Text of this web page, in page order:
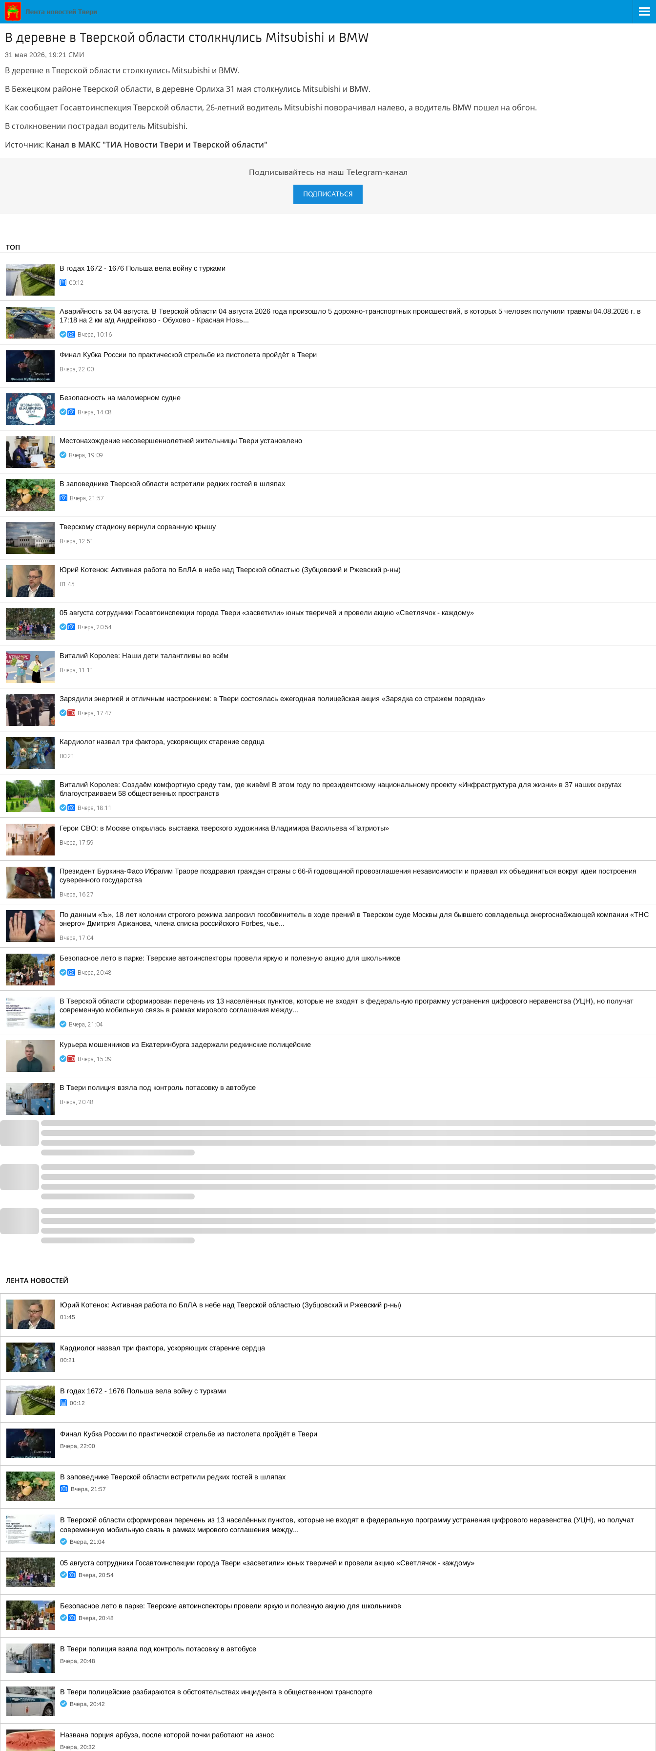
В деревне в Тверской области столкнулись Mitsubishi и BMW
31 мая 2026, 19:21 СМИ
В деревне в Тверской области столкнулись Mitsubishi и BMW.
В Бежецком районе Тверской области, в деревне Орлиха 31 мая столкнулись Mitsubishi и BMW.
Как сообщает Госавтоинспекция Тверской области, 26-летний водитель Mitsubishi поворачивал налево, а водитель BMW пошел на обгон.
В столкновении пострадал водитель Mitsubishi.
Источник: Канал в МАКС "ТИА Новости Твери и Тверской области"
Подписывайтесь на наш Telegram-канал
ПОДПИСАТЬСЯ
ТОП
В годах 1672 - 1676 Польша вела войну с турками
00:12
Аварийность за 04 августа. В Тверской области 04 августа 2026 года произошло 5 дорожно-транспортных происшествий, в которых 5 человек получили травмы 04.08.2026 г. в
17:18 на 2 км а/д Андрейково - Обухово - Красная Новь...
Вчера, 10:16
Финал Кубка России по практической стрельбе из пистолета пройдёт в Твери
Вчера, 22:00
Безопасность на малoмернoм судне
Вчера, 14:08
Местонахождение несовершеннолетней жительницы Твери установлено
Вчера, 19:09
В заповеднике Тверской области встретили редких гостей в шляпах
Вчера, 21:57
Тверскому стадиону вернули сорванную крышу
Вчера, 12:51
Юрий Котенок: Активная работа по БпЛА в небе над Тверской областью (Зубцовский и Ржевский р-ны)
01:45
05 августа сотрудники Госавтоинспекции города Твери «засветили» юных тверичей и провели акцию «Светлячок - каждому»
Вчера, 20:54
Виталий Королев: Наши дети талантливы во всём
Вчера, 11:11
Зарядили энергией и отличным настроением: в Твери состоялась ежегодная полицейская акция «Зарядка со стражем порядка»
Вчера, 17:47
Кардиолог назвал три фактора, ускоряющих старение сердца
00:21
Виталий Королев: Создаём комфортную среду там, где живём! В этом году по президентскому национальному проекту «Инфраструктура для жизни» в 37 наших округах
благоустраиваем 58 общественных пространств
Вчера, 18:11
Герои СВО: в Москве открылась выставка тверского художника Владимира Васильева «Патриоты»
Вчера, 17:59
Президент Буркина-Фасо Ибрагим Траоре поздравил граждан страны с 66-й годовщиной провозглашения независимости и призвал их объединиться вокруг идеи построения
суверенного государства
Вчера, 16:27
По данным «Ъ», 18 лет колонии строгого режима запросил гособвинитель в ходе прений в Тверском суде Москвы для бывшего совладельца энергоснабжающей компании «ТНС
энерго» Дмитрия Аржанова, члена списка российского Forbes, чье...
Вчера, 17:04
Безопасное лето в парке: Тверские автоинспекторы провели яркую и полезную акцию для школьников
Вчера, 20:48
В Тверской области сформирован перечень из 13 населённых пунктов, которые не входят в федеральную программу устранения цифрового неравенства (УЦН), но получат
современную мобильную связь в рамках мирового соглашения между...
Вчера, 21:04
Курьера мошенников из Екатеринбурга задержали редкинские полицейские
Вчера, 15:39
В Твери полиция взяла под контроль потасовку в автобусе
Вчера, 20:48
ЛЕНТА НОВОСТЕЙ
Юрий Котенок: Активная работа по БпЛА в небе над Тверской областью (Зубцовский и Ржевский р-ны)
01:45
Кардиолог назвал три фактора, ускоряющих старение сердца
00:21
В годах 1672 - 1676 Польша вела войну с турками
00:12
Финал Кубка России по практической стрельбе из пистолета пройдёт в Твери
Вчера, 22:00
В заповеднике Тверской области встретили редких гостей в шляпах
Вчера, 21:57
В Тверской области сформирован перечень из 13 населённых пунктов, которые не входят в федеральную программу устранения цифрового неравенства (УЦН), но получат
современную мобильную связь в рамках мирового соглашения между...
Вчера, 21:04
05 августа сотрудники Госавтоинспекции города Твери «засветили» юных тверичей и провели акцию «Светлячок - каждому»
Вчера, 20:54
Безопасное лето в парке: Тверские автоинспекторы провели яркую и полезную акцию для школьников
Вчера, 20:48
В Твери полиция взяла под контроль потасовку в автобусе
Вчера, 20:48
В Твери полицейские разбираются в обстоятельствах инцидента в общественном транспорте
Вчера, 20:42
Названа порция арбуза, после которой почки работают на износ
Вчера, 20:32